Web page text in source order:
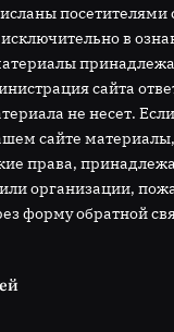
посетителями
в
сайта
не несет.
сайте
права,
организации,
форму обратной